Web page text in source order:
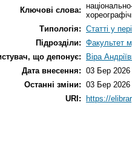
Ключові слова:
Типологія: Статті у
Підрозділи: Факультет
що депонує:
Віра
Дата внесення: 03 Бер 2026
Останні зміни: 03 Бер 2026
URI:
https://